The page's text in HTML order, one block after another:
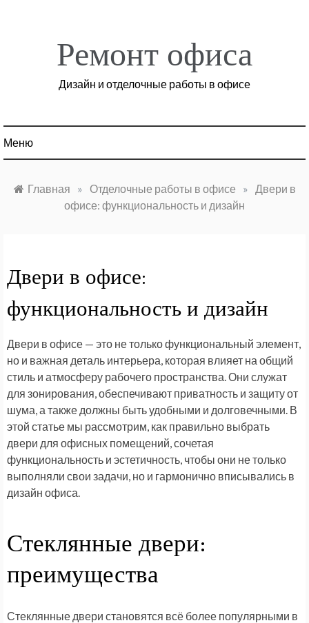
Ремонт офиса
Дизайн и отделочные работы в офисе
Меню
Главная » Отделочные работы в офисе » Двери в
офисе: функциональность и дизайн
Двери в офисе:
функциональность и дизайн
Двери в офисе — это не только функциональный элемент,
но и важная деталь интерьера, которая влияет на общий
стиль и атмосферу рабочего пространства. Они служат
для зонирования, обеспечивают приватность и защиту от
шума, а также должны быть удобными и долговечными. В
этой статье мы рассмотрим, как правильно выбрать
двери для офисных помещений, сочетая
функциональность и эстетичность, чтобы они не только
выполняли свои задачи, но и гармонично вписывались в
дизайн офиса.
Стеклянные двери:
преимущества
Стеклянные двери становятся всё более популярными в